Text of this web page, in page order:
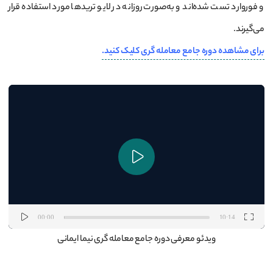
و فوروارد تست شده‌اند و به‌صورت روزانه در لایو تریدها مورد استفاده قرار
می‌گیرند.
برای مشاهده دوره جامع معامله گری کلیک کنید.
00:00 10:14
ویدئو معرفی دوره جامع معامله گری نیما ایمانی